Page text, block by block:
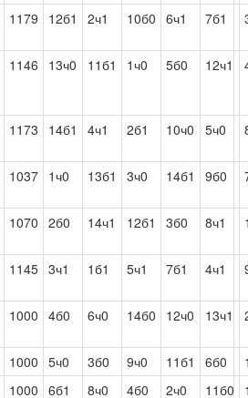
1179 12б1 2ч1 10б0 6ч1 7б1
1146 13ч0 11б1 1ч0 5б0 12ч1
1173 14б1 4ч1 2б1 10ч0 5ч0
1037 1ч0 13б1 3ч0 14б1 9б0
1070 2б0 14ч1 12б1 3б0 8ч1
1145 3ч1 1б1 5ч1 7б1 4ч1
1000 4б0 6ч0 14б0 12ч0 13ч1
1000 5ч0 3б0 9ч0 11б1 6б0
1000 6б1 8ч0 4б0 2ч0 11б0